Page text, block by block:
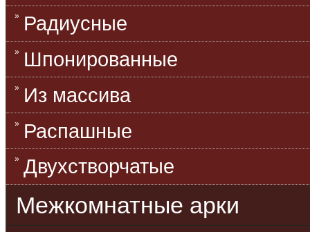
Радиусные
Шпонированные
Из массива
Распашные
Двухстворчатые
Межкомнатные арки